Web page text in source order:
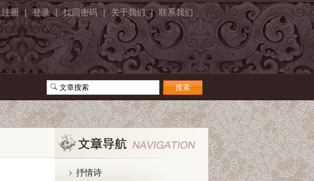
注册 | 登录 | 找回密码 | 关于我们 | 联系我们
抒情诗